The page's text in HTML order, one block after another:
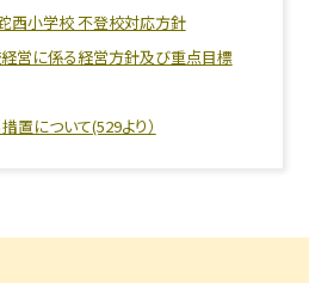
小学校 不登校対応方針
営に係る経営方針及び重点目標
置について(529より）